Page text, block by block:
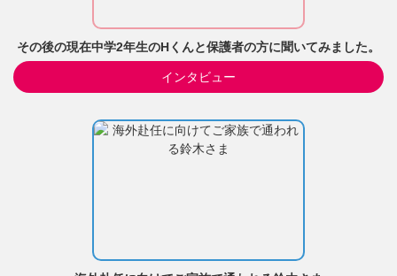
その後の現在中学2年生のHくんと保護者の方に聞いてみました。
インタビュー